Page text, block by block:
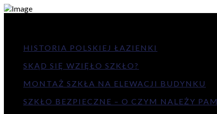
HISTORIA POLSKIEJ ŁAZIENKI
SKĄD SIĘ WZIĘŁO SZKŁO?
MONTAŻ SZKŁA NA ELEWACJI BUDYNKU
SZKŁO BEZPIECZNE – O CZYM NALEŻY